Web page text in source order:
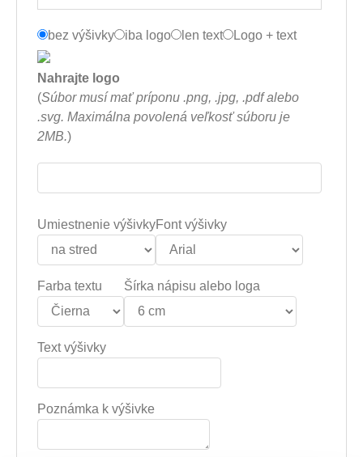
bez výšivky iba logo len text Logo + text
Nahrajte logo
(Súbor musí mať príponu .png, .jpg, .pdf alebo
.svg. Maximálna povolená veľkosť súboru je
2MB.)
Umiestnenie výšivkyFont výšivky
Farba textu Šírka nápisu alebo loga
Text výšivky
Poznámka k výšivke